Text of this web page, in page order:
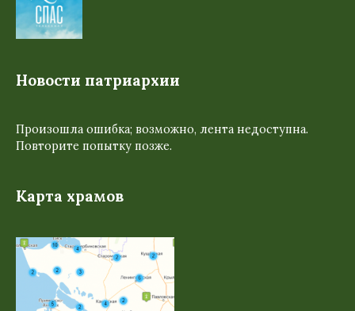
Новости патриархии
Произошла ошибка; возможно, лента недоступна.
Повторите попытку позже.
Карта храмов